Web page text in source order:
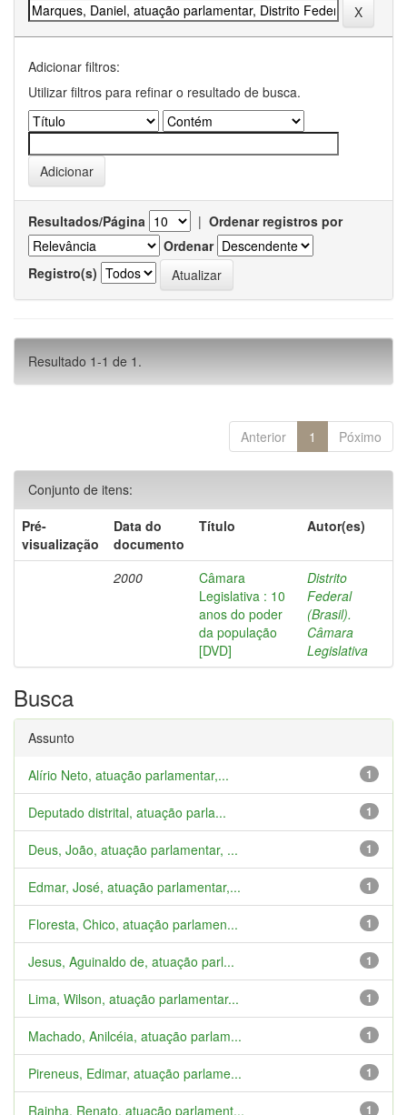
Adicionar filtros:
Utilizar filtros para refinar o resultado de busca.
Resultados/Página | Ordenar registros por
Ordenar
Registro(s)
Resultado 1-1 de 1.
Anterior 1 Póximo
Conjunto de itens:
Pré-
visualização
Data do
documento
Título Autor(es)
2000
Câmara
Legislativa : 10
anos do poder
da população
[DVD]
Distrito
Federal
(Brasil).
Câmara
Legislativa
Busca
Assunto
1
Alírio Neto, atuação parlamentar,...
1
Deputado distrital, atuação parla...
1
Deus, João, atuação parlamentar, ...
1
Edmar, José, atuação parlamentar,...
1
Floresta, Chico, atuação parlamen...
1
Jesus, Aguinaldo de, atuação parl...
1
Lima, Wilson, atuação parlamentar...
1
Machado, Anilcéia, atuação parlam...
1
Pireneus, Edimar, atuação parlame...
1
Rainha, Renato, atuação parlament...